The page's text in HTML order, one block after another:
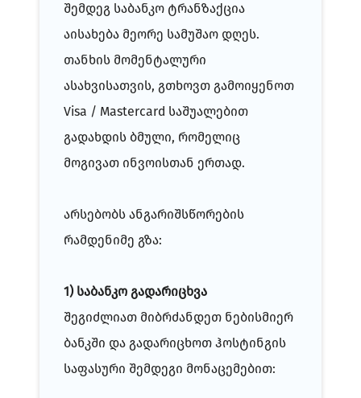
შემდეგ საბანკო ტრანზაქცია
აისახება მეორე სამუშაო დღეს.
თანხის მომენტალური
ასახვისათვის, გთხოვთ გამოიყენოთ
Visa / Mastercard საშუალებით
გადახდის ბმული, რომელიც
მოგივათ ინვოისთან ერთად.
არსებობს ანგარიშსწორების
რამდენიმე გზა:
1) საბანკო გადარიცხვა
შეგიძლიათ მიბრძანდეთ ნებისმიერ
ბანკში და გადარიცხოთ ჰოსტინგის
საფასური შემდეგი მონაცემებით: